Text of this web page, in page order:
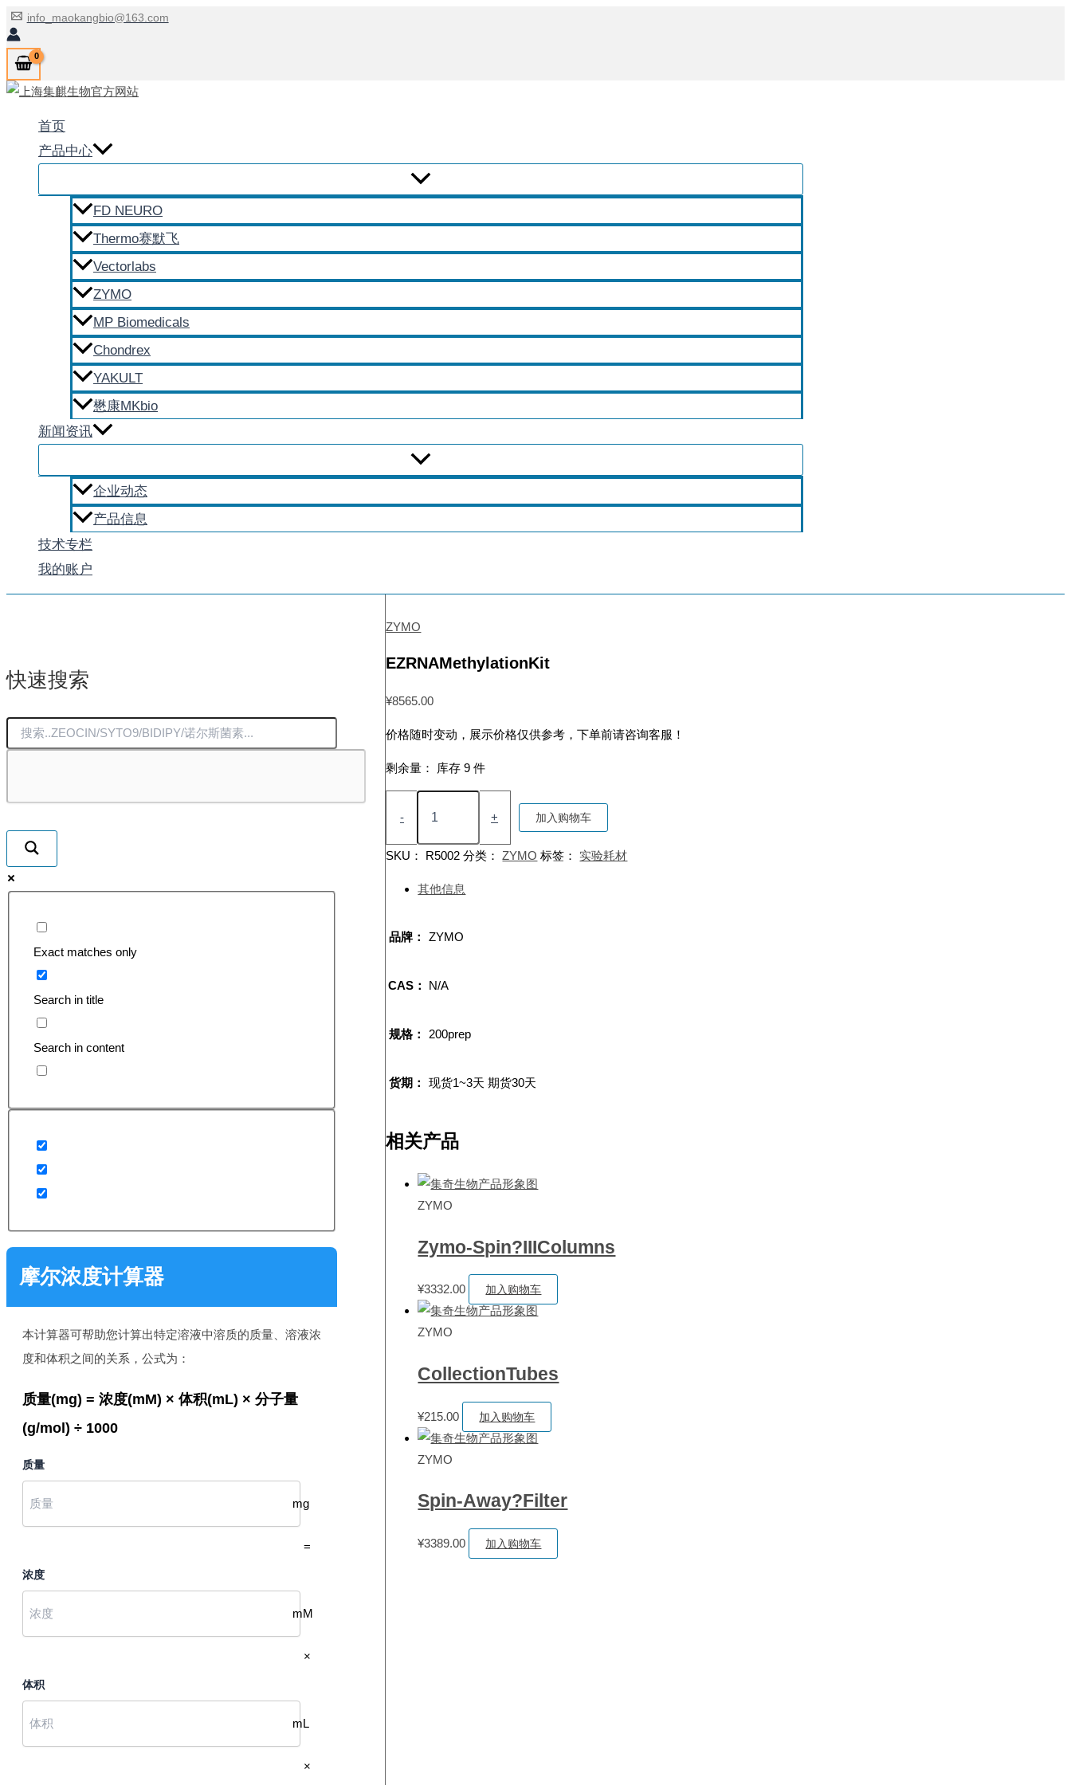
跳
至
内
容
info_maokangbio@163.com
首页
产品中心
FD NEURO
Thermo赛默飞
Vectorlabs
ZYMO
MP Biomedicals
Chondrex
YAKULT
懋康MKbio
新闻资讯
企业动态
产品信息
技术专栏
我的账户
快速搜索
Exact matches only
Search in title
Search in content
摩尔浓度计算器
本计算器可帮助您计算出特定溶液中溶质的质量、溶液浓
度和体积之间的关系，公式为：
质量(mg) = 浓度(mM) × 体积(mL) × 分子量
(g/mol) ÷ 1000
质量
mg
=
浓度
mM
×
体积
mL
×
ZYMO
EZRNAMethylationKit
¥8565.00
价格随时变动，展示价格仅供参考，下单前请咨询客服！
剩余量： 库存 9 件
-
EZRNAMethylationKit
+ 加入购物车
SKU： R5002 分类：ZYMO 标签： 实验耗材
其他信息
品牌： ZYMO
CAS： N/A
规格： 200prep
货期： 现货1~3天 期货30天
相关产品
ZYMO
Zymo-Spin?IIIColumns
¥3332.00 加入购物车
ZYMO
CollectionTubes
¥215.00 加入购物车
ZYMO
Spin-Away?Filter
¥3389.00 加入购物车